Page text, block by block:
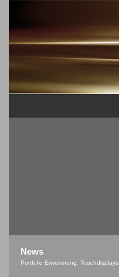
News
Portfolio Erweiterung: Touchdisplays